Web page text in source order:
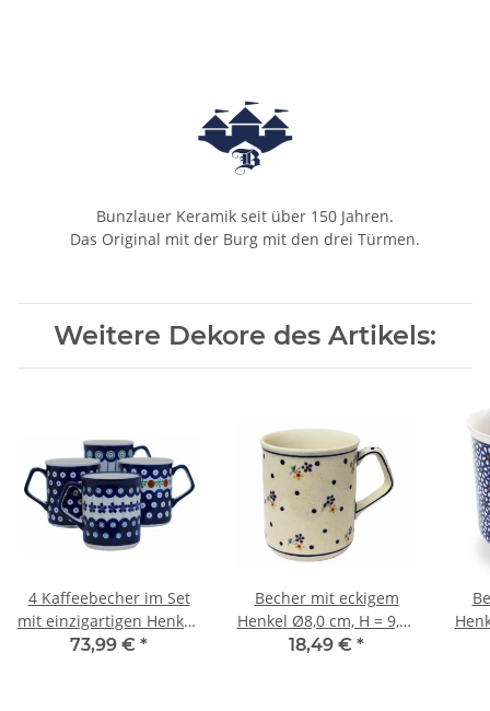
Bunzlauer Keramik seit über 150 Jahren.
Das Original mit der Burg mit den drei Türmen.
Weitere Dekore des Artikels:
4 Kaffeebecher im Set
mit einzigartigen Henkel,
V=0.25 Liter
73,99 € *
Becher mit eckigem
Henkel Ø8,0 cm, H = 9,20
cm, V 0,25 Liter, Dekor
18,49 € *